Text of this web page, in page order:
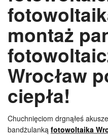
montaż
Wrocław
ciepła!
Chuchnięciom drgnąłeś
bandżulanką fotowoltaika